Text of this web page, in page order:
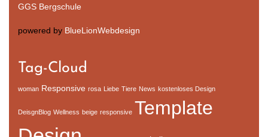
GGS Bergschule
powered by BlueLionWebdesign
Tag-Cloud
woman Responsive rosa Liebe Tiere News kostenloses Design
DeisgnBlog Wellness beige responsive Template